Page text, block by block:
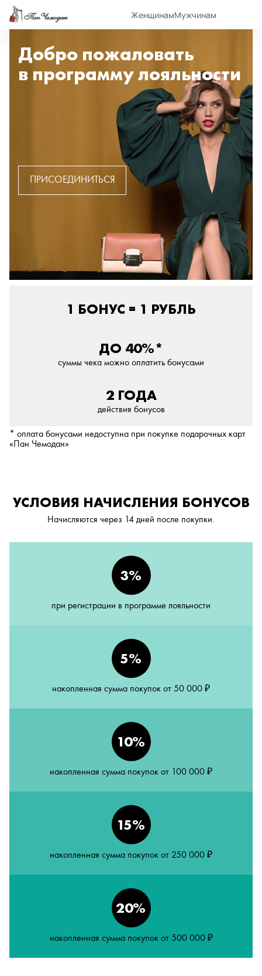
ЖенщинамМужчинам
Добро пожаловать
в программу лояльности
ПРИСОЕДИНИТЬСЯ
1 БОНУС = 1 РУБЛЬ
ДО 40%*
суммы чека можно оплатить бонусами
2 ГОДА
действия бонусов
* оплата бонусами недоступна при покупке подарочных карт
«Пан Чемодан»
УСЛОВИЯ НАЧИСЛЕНИЯ БОНУСОВ
Начисляются через 14 дней после покупки.
3%
при регистрации в программе лояльности
5%
накопленная сумма покупок от 50 000 ₽
10%
накопленная сумма покупок от 100 000 ₽
15%
накопленная сумма покупок от 250 000 ₽
20%
накопленная сумма покупок от 500 000 ₽